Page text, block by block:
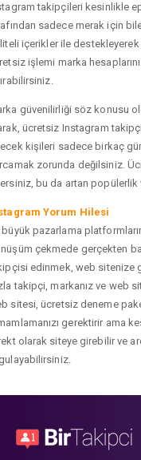
takipçileri kesinlikle
sadece merak için
içerikler ile
işlemi marka
güvenilirliği söz konusu
ücretsiz Instagram
kişileri sadece birkaç
zorunda değilsiniz.
bu da artan popülerlik
Yorum Hilesi
büyük pazarlama
çekmede gerçekten
edinmek, web sitenize
takipçi, markanız ve web
sitesi, ücretsiz deneme
gerektirir ama
olarak siteye girebilir ve